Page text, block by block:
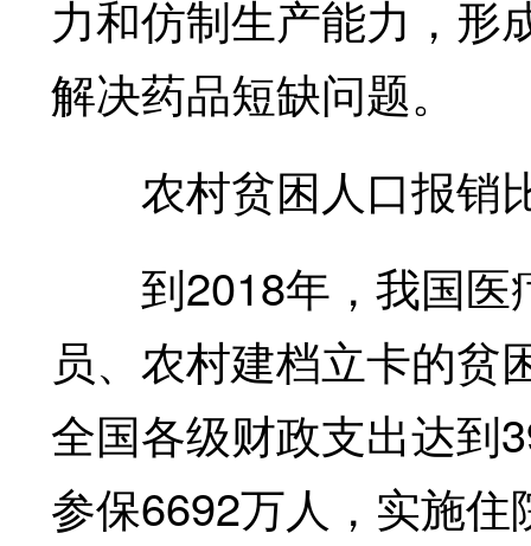
力和仿制生产能力，形
解决药品短缺问题。
农村贫困人口报销
到2018年，我国医
员、农村建档立卡的贫
全国各级财政支出达到
参保6692万人，实施